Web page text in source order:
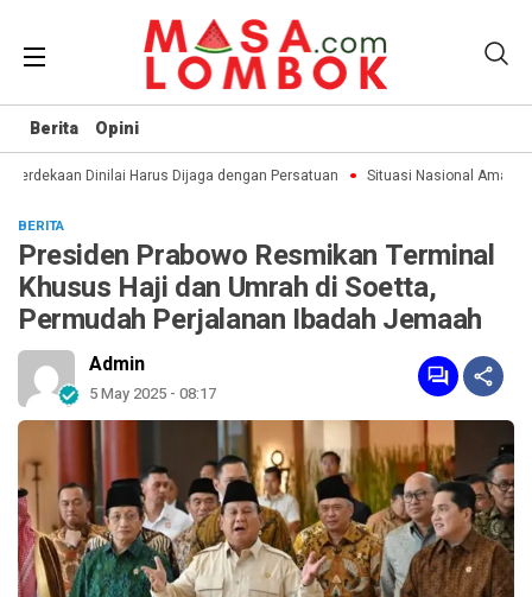
Berita Opini
Dinilai Harus Dijaga dengan Persatuan Situasi Nasional Aman,
BERITA
Presiden Prabowo Resmikan Terminal
Khusus Haji dan Umrah di Soetta,
Permudah Perjalanan Ibadah Jemaah
Admin
5 May 2025 - 08:17